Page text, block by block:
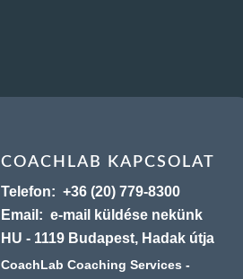
COACHLAB KAPCSOLAT
Telefon: +36 (20) 779-8300
Email: e-mail küldése nekünk
HU - 1119 Budapest, Hadak útja
CoachLab Coaching Services -